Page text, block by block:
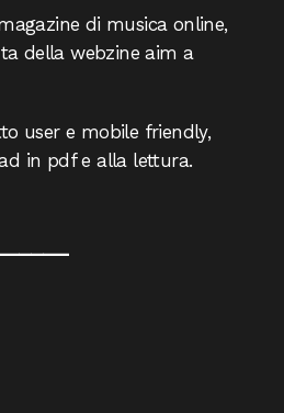
di musica online,
della webzine aim a
user e mobile friendly,
in pdf e alla lettura.